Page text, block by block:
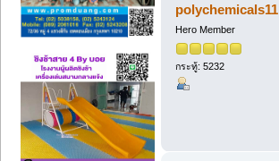
polychemicals11
Hero Member
กระทู้: 5232